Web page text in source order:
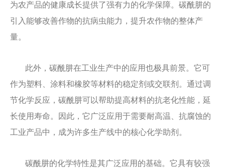
为农产品的健康成长提供了强有力的化学保障。碳酰肼的
引入能够改善作物的抗病虫能力，提升农作物的整体产
量。
此外，碳酰肼在工业生产中的应用也极具前景。它可
作为塑料、涂料和橡胶等材料的稳定剂或交联剂。通过调
节化学反应，碳酰肼可以帮助提高材料的抗老化性能，延
长使用寿命。因此，它广泛应用于需要耐高温、抗腐蚀的
工业产品中，成为许多生产线中的核心化学助剂。
碳酰肼的化学特性是其广泛应用的基础。它具有较强